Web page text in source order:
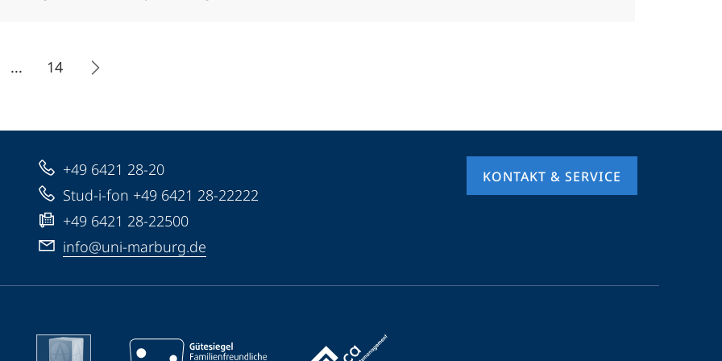
... 14
+49 6421 28-20
Stud-i-fon +49 6421 28-22222
+49 6421 28-22500
info@uni-marburg.de
KONTAKT & SERVICE